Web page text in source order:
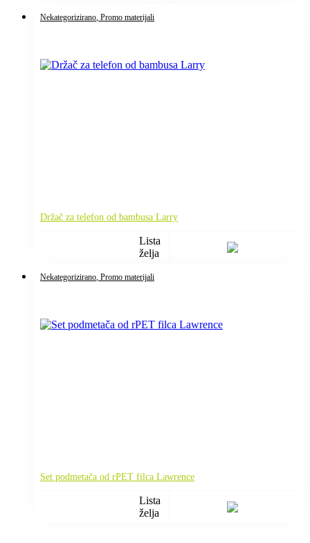
Nekategorizirano , Promo materijali
Držač za telefon od bambusa Larry
Lista
želja
Nekategorizirano , Promo materijali
Set podmetača od rPET filca Lawrence
Lista
želja